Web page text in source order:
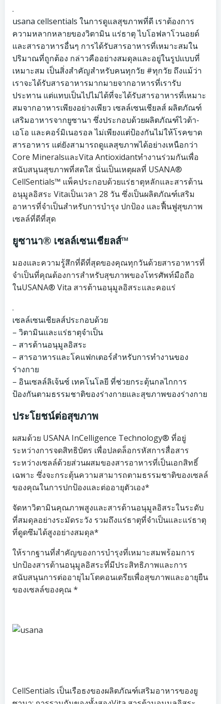
.
usana cellsentials ในการดูแลสุขภาพที่ดี เราต้องการ
ความหลากหลายของวิตามิน แร่ธาตุ ไบโอฟลาโวนอยด์
และสารอาหารอื่นๆ การได้รับสารอาหารที่เหมาะสมใน
ปริมาณที่ถูกต้อง กล่าวคืออย่างสมดุลและอยู่ในรูปแบบที่
เหมาะสม เป็นสิ่งสำคัญสำหรับคนทุกวัย #ทุกวัย ถึงแม้ว่า
เราจะได้รับสารอาหารมากมายจากอาหารที่เรารับ
ประทาน แต่แทบเป็นไปไม่ได้ที่จะได้รับสารอาหารที่เหมาะ
สมจากอาหารเพียงอย่างเพียว เซลล์เซนเชียลส์ ผลิตภัณฑ์
เสริมอาหารจากยูซานา ซึ่งประกอบด้วยผลิตภัณฑ์ไวต้า-
เอโอ และคอร์มิเนอรอล ไม่เพียงแต่ป้องกันไม่ให้โรคขาด
สารอาหาร แต่ยังสามารถดูแลสุขภาพได้อย่างเหนือกว่า
Core MineralsและVita Antioxidantทำงานร่วมกันเพื่อ
สนับสนุนสุขภาพที่สดใส นั่นเป็นเหตุผลที่ USANA®
CellSentials™ แพ็คประกอบด้วยแร่ธาตุหลักและสารต้าน
อนุมูลอิสระ Vitaเป็นเวลา 28 วัน ซึ่งเป็นผลิตภัณฑ์เสริม
อาหารที่จำเป็นสำหรับการบำรุง ปกป้อง และฟื้นฟูสุขภาพ
เซลล์ที่ดีที่สุด
ยูซานา® เซลล์เซนเชียลส์™
มองและความรู้สึกที่ดีที่สุดของคุณทุกวันด้วยสารอาหารที่
จำเป็นที่คุณต้องการสำหรับสุขภาพของโทรศัพท์มือถือ
ในUSANA® Vita สารต้านอนุมูลอิสระและคอแร่
.
เซลล์เซนเชียลส์ประกอบด้วย
– วิตามินและแร่ธาตุจำเป็น
– สารต้านอนุมูลอิสระ
– สารอาหารและโคแฟกเตอร์สำหรับการทำงานของ
ร่างกาย
– อินเซลล์ลิเจ้นซ์ เทคโนโลยี ที่ช่วยกระตุ้นกลไกการ
ป้องกันตามธรรมชาติของร่างกายและสุขภาพของร่างกาย
ประโยชน์ต่อสุขภาพ
ผสมด้วย USANA InCelligence Technology® ที่อยู่
ระหว่างการจดสิทธิบัตร เพื่อปลดล็อกรหัสการสื่อสาร
ระหว่างเซลล์ด้วยส่วนผสมของสารอาหารที่เป็นเอกสิทธิ์
เฉพาะ ซึ่งจะกระตุ้นความสามารถตามธรรมชาติของเซลล์
ของคุณในการปกป้องและต่ออายุตัวเอง*
จัดหาวิตามินคุณภาพสูงและสารต้านอนุมูลอิสระในระดับ
ที่สมดุลอย่างระมัดระวัง รวมถึงแร่ธาตุที่จำเป็นและแร่ธาตุ
ที่ดูดซึมได้สูงอย่างสมดุล*
ให้รากฐานที่สำคัญของการบำรุงที่เหมาะสมพร้อมการ
ปกป้องสารต้านอนุมูลอิสระที่มีประสิทธิภาพและการ
สนับสนุนการต่ออายุไมโตคอนเดรียเพื่อสุขภาพและอายุยืน
ของเซลล์ของคุณ *
CellSentials เป็นเรือธงของผลิตภัณฑ์เสริมอาหารของยู